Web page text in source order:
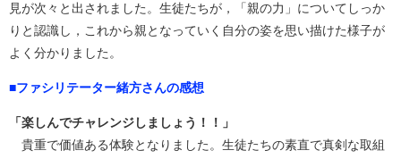
見が次々と出されました。生徒たちが，「親の力」についてしっか
りと認識し，これから親となっていく自分の姿を思い描けた様子が
よく分かりました。
■ファシリテーター緒方さんの感想
「楽しんでチャレンジしましょう！！」
貴重で価値ある体験となりました。生徒たちの素直で真剣な取組